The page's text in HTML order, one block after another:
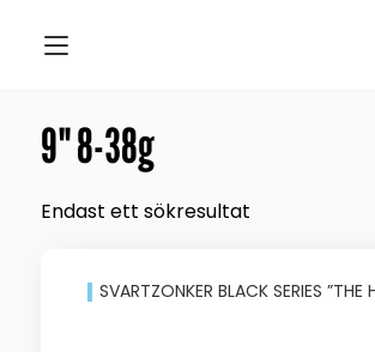
9" 8-38g
Endast ett sökresultat
SVARTZONKER BLACK SERIES ”THE